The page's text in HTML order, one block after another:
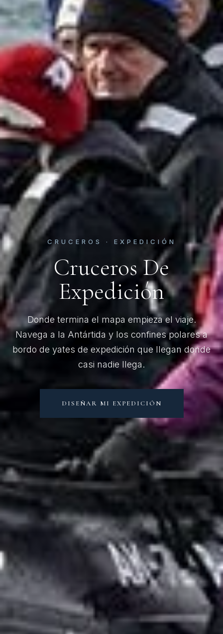
CRUCEROS · EXPEDICIÓN
Cruceros De
Expedición
Donde termina el mapa empieza el viaje.
Navega a la Antártida y los confines polares a
bordo de yates de expedición que llegan donde
casi nadie llega.
DISEÑAR MI EXPEDICIÓN